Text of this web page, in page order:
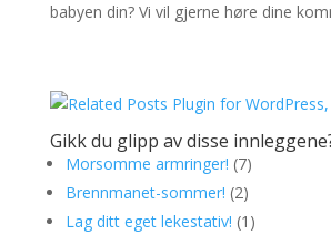
babyen din? Vi vil gjerne høre dine
Gikk du glipp av disse
Morsomme armringer! (7)
Brennmanet-sommer! (2)
Lag ditt eget lekestativ! (1)